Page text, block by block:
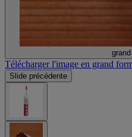
Télécharger l'image en grand
Slide précédente